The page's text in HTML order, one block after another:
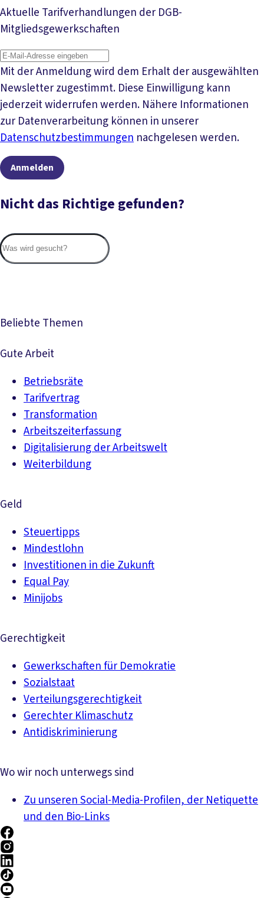
Aktuelle Tarifverhandlungen der DGB-
Mitgliedsgewerkschaften
Mit der Anmeldung wird dem Erhalt der ausgewählten
Newsletter zugestimmt. Diese Einwilligung kann
jederzeit widerrufen werden. Nähere Informationen
zur Datenverarbeitung können in unserer
Datenschutzbestimmungen nachgelesen werden.
Anmelden
Nicht das Richtige gefunden?
Beliebte Themen
Gute Arbeit
Betriebsräte
Tarifvertrag
Transformation
Arbeitszeiterfassung
Digitalisierung der Arbeitswelt
Weiterbildung
Geld
Steuertipps
Mindestlohn
Investitionen in die Zukunft
Equal Pay
Minijobs
Gerechtigkeit
Gewerkschaften für Demokratie
Sozialstaat
Verteilungsgerechtigkeit
Gerechter Klimaschutz
Antidiskriminierung
Wo wir noch unterwegs sind
Zu unseren Social-Media-Profilen, der Netiquette
und den Bio-Links